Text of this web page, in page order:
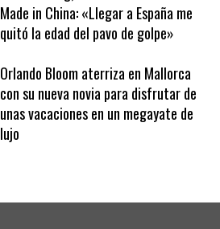
Weifen Wang, dueña del restaurante
Made in China: «Llegar a España me
quitó la edad del pavo de golpe»
Orlando Bloom aterriza en Mallorca
con su nueva novia para disfrutar de
unas vacaciones en un megayate de